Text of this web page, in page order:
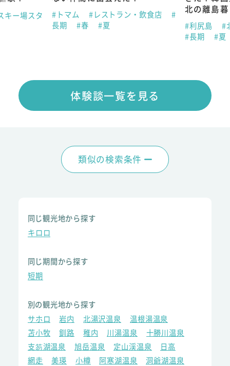
キー場スタ #トマム #レストラン・飲食店
#
長期
#春 #夏
北の離島
#利尻島
#
#長期
#夏
体験談一覧を見る
類似の検索条件
同じ観光地から探す
キロロ
同じ期間から探す
短期
別の観光地から探す
サホロ
岩内 北湯沢温泉
温根湯温泉
苫小牧
釧路 稚内 川湯温泉
十勝川温泉
支笏湖温泉
旭岳温泉 定山渓温泉
日高
網走
美瑛 小樽 阿寒湖温泉
洞爺湖温泉